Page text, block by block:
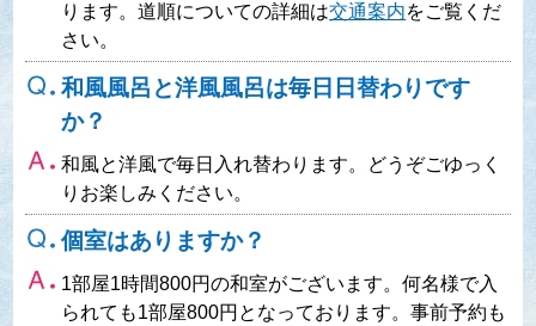
ります。道順についての詳細は交通案内をご覧くだ
さい。
和風風呂と洋風風呂は毎日日替わりです
か？
和風と洋風で毎日入れ替わります。どうぞごゆっく
りお楽しみください。
個室はありますか？
1部屋1時間800円の和室がございます。何名様で入
られても1部屋800円となっております。事前予約も